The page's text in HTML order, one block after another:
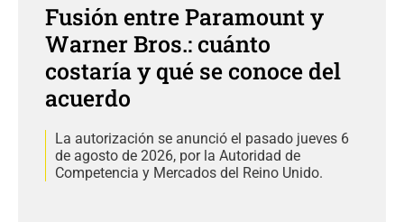
Fusión entre Paramount y
Warner Bros.: cuánto
costaría y qué se conoce del
acuerdo
La autorización se anunció el pasado jueves 6
de agosto de 2026, por la Autoridad de
Competencia y Mercados del Reino Unido.